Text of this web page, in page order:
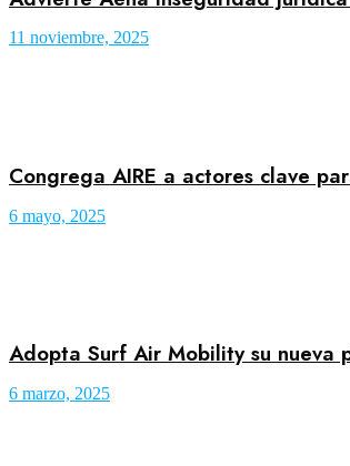
11 noviembre, 2025
Congrega AIRE a actores clave
6 mayo, 2025
Adopta Surf Air Mobility su nueva
6 marzo, 2025